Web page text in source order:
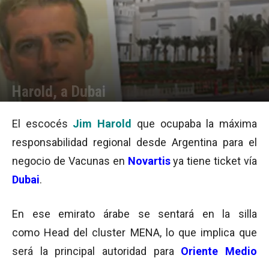
Harold, a Dubai
El escocés Jim Harold
que ocupaba la máxima
responsabilidad regional desde Argentina para el
negocio de Vacunas en Novartisya tiene ticket vía
Dubai.
En ese emirato árabe se sentará en la silla
como Head del cluster MENA, lo que implica que
será la principal autoridad para Oriente Medio